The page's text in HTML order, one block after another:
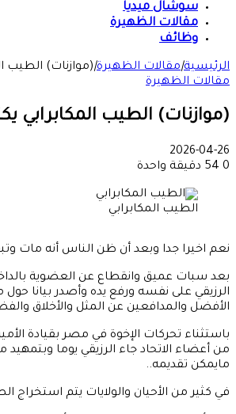
سوشال ميديا
مقالات الظهيرة
وظائف
الرئيسية|مقالات الظهيرة|(موازنات) الطيب
مقالات الظهيرة
(موازنات) الطيب المكابرابي
2026-04-26
0
دقيقة واحدة
الطيب المكابرابي
نعم اخيرا جدا وبعد أن ظن الناس أنه مات
بعد سبات عميق وانقطاع عن العضوية
الرزيقي على نفسه ورفع يده وأصدر بيانا
الأفضل والمدافعين عن المثل والأخلاق
باستثناء تحركات الإخوة في مصر بقيادة
من أعضاء الاتحاد جاء الرزيقي يوما
مايمكن تقديمه..
في كثير من الأحيان والولايات يتم استخراج